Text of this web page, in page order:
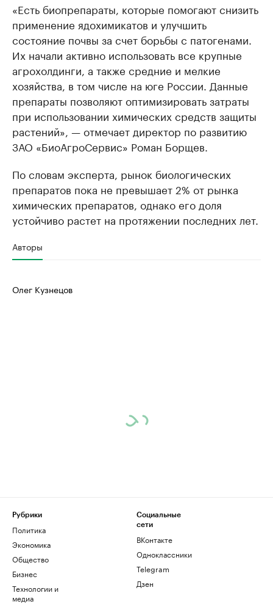
«Есть биопрепараты, которые помогают снизить
применение ядохимикатов и улучшить
состояние почвы за счет борьбы с патогенами.
Их начали активно использовать все крупные
агрохолдинги, а также средние и мелкие
хозяйства, в том числе на юге России. Данные
препараты позволяют оптимизировать затраты
при использовании химических средств защиты
растений», — отмечает директор по развитию
ЗАО «БиоАгроСервис» Роман Борщев.
По словам эксперта, рынок биологических
препаратов пока не превышает 2% от рынка
химических препаратов, однако его доля
устойчиво растет на протяжении последних лет.
Авторы
Олег Кузнецов
Рубрики
Политика
Экономика
Общество
Бизнес
Технологии и
медиа
Социальные
сети
ВКонтакте
Одноклассники
Telegram
Дзен